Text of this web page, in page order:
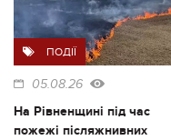
ПОДІЇ
05.08.26
На Рівненщині під час
пожежі післяжнивних